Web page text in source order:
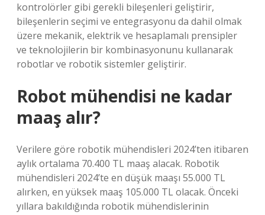
kontrolörler gibi gerekli bileşenleri geliştirir,
bileşenlerin seçimi ve entegrasyonu da dahil olmak
üzere mekanik, elektrik ve hesaplamalı prensipler
ve teknolojilerin bir kombinasyonunu kullanarak
robotlar ve robotik sistemler geliştirir.
Robot mühendisi ne kadar
maaş alır?
Verilere göre robotik mühendisleri 2024’ten itibaren
aylık ortalama 70.400 TL maaş alacak. Robotik
mühendisleri 2024’te en düşük maaşı 55.000 TL
alırken, en yüksek maaş 105.000 TL olacak. Önceki
yıllara bakıldığında robotik mühendislerinin